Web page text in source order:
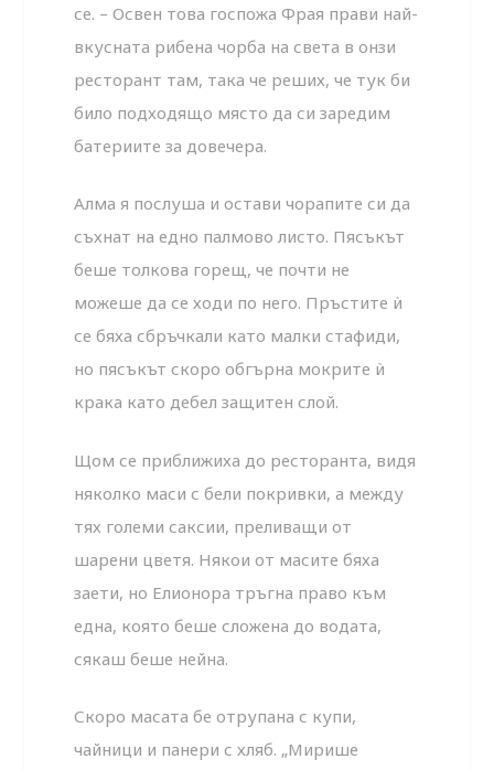
се. – Освен това госпожа Фрая прави най-
вкусната рибена чорба на света в онзи
ресторант там, така че реших, че тук би
било подходящо място да си заредим
батериите за довечера.
Алма я послуша и остави чорапите си да
съхнат на едно палмово листо. Пясъкът
беше толкова горещ, че почти не
можеше да се ходи по него. Пръстите ѝ
се бяха сбръчкали като малки стафиди,
но пясъкът скоро обгърна мокрите ѝ
крака като дебел защитен слой.
Щом се приближиха до ресторанта, видя
няколко маси с бели покривки, а между
тях големи саксии, преливащи от
шарени цветя. Някои от масите бяха
заети, но Елионора тръгна право към
една, която беше сложена до водата,
сякаш беше нейна.
Скоро масата бе отрупана с купи,
чайници и панери с хляб. „Мирише